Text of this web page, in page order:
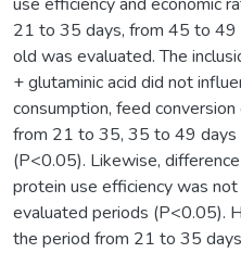
21 to 35 days, from 45 to
old was evaluated. The
+ glutaminic acid did not
consumption, feed
from 21 to 35, 35 to 49 days
(P<0.05). Likewise,
protein use efficiency was
evaluated periods (P<0.05).
the period from 21 to 35